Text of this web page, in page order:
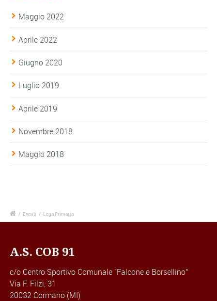
Maggio 2022
Aprile 2022
Giugno 2020
Luglio 2019
Aprile 2019
Novembre 2018
Maggio 2018
/ Eventi / Lega Primaria
A.S. COB 91
c/o Centro Sportivo Comunale "Falcone e Borsellino"
Via F. Filzi, 31
20032 Cormano (MI)